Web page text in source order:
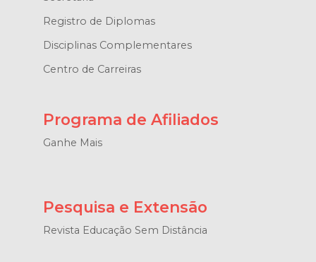
Registro de Diplomas
Disciplinas Complementares
Centro de Carreiras
Programa de Afiliados
Ganhe Mais
Pesquisa e Extensão
Revista Educação Sem Distância